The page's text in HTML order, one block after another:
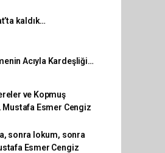
kaldık…
Acıyla Kardeşliği…
ve Kopmuş
Esmer Cengiz
sonra lokum, sonra
Esmer Cengiz